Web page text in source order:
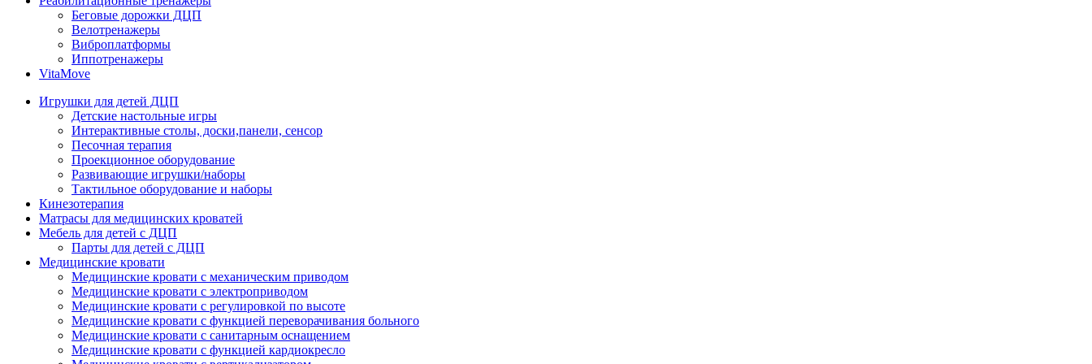
Беговые дорожки ДЦП
Велотренажеры
Виброплатформы
Иппотренажеры
VitaMove
Игрушки для детей ДЦП
Детские настольные игры
Интерактивные столы, доски,панели, сенсор
Песочная терапия
Проекционное оборудование
Развивающие игрушки/наборы
Тактильное оборудование и наборы
Кинезотерапия
Матрасы для медицинских кроватей
Мебель для детей с ДЦП
Парты для детей с ДЦП
Медицинские кровати
Медицинские кровати с механическим приводом
Медицинские кровати с электроприводом
Медицинские кровати с регулировкой по высоте
Медицинские кровати с функцией переворачивания больного
Медицинские кровати с санитарным оснащением
Медицинские кровати с функцией кардиокресло